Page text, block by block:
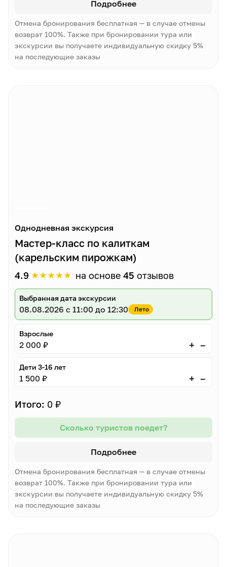
Подробнее
Отмена бронирования бесплатная — в случае отмены
возврат 100%. Также при бронировании тура или
экскурсии вы получаете индивидуальную скидку 5%
на последующие заказы
Однодневная экскурсия
Мастер-класс по калиткам
(карельским пирожкам)
4.9 ★★★★★ на основе 45 отзывов
Выбранная дата экскурсии
08.08.2026 с 11:00 до 12:30 Лето
Взрослые
2 000 ₽ + –
Дети 3-16 лет
1 500 ₽ + –
Итого: 0 ₽
Сколько туристов поедет?
Подробнее
Отмена бронирования бесплатная — в случае отмены
возврат 100%. Также при бронировании тура или
экскурсии вы получаете индивидуальную скидку 5%
на последующие заказы